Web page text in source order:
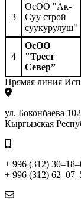
3
ОсОО "Ак-
Суу строй
суукурулуш"
4
ОсОО
"Трест
Север”
Прямая линия
ул. Боконбаева
Кыргызская
+ 996 (312)
+ 996 (312)